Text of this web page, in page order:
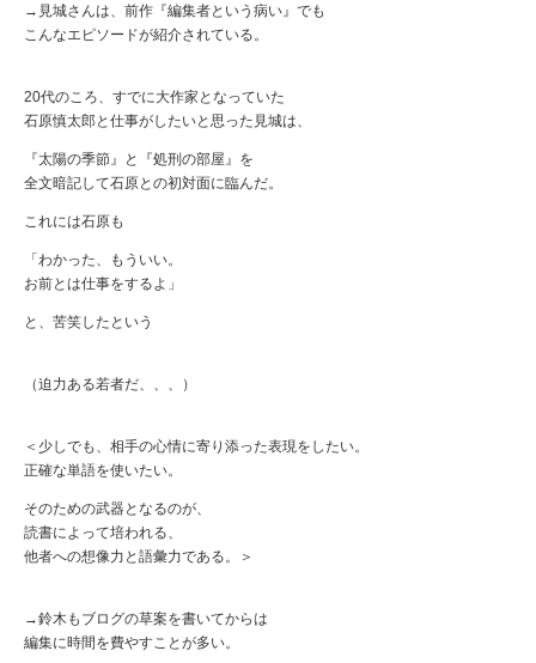
→見城さんは、前作『編集者という病い』でも
こんなエピソードが紹介されている。
20代のころ、すでに大作家となっていた
石原慎太郎と仕事がしたいと思った見城は、
『太陽の季節』と『処刑の部屋』を
全文暗記して石原との初対面に臨んだ。
これには石原も
「わかった、もういい。
お前とは仕事をするよ」
と、苦笑したという
（迫力ある若者だ、、、）
＜少しでも、相手の心情に寄り添った表現をしたい。
正確な単語を使いたい。
そのための武器となるのが、
読書によって培われる、
他者への想像力と語彙力である。＞
→鈴木もブログの草案を書いてからは
編集に時間を費やすことが多い。